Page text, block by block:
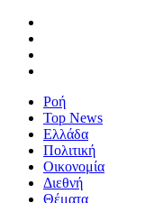
Ροή
Top News
Ελλάδα
Πολιτική
Οικονομία
Διεθνή
Θέματα